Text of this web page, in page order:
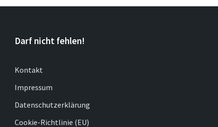
Darf nicht fehlen!
Kontakt
Impressum
Datenschutzerklärung
Cookie-Richtlinie (EU)